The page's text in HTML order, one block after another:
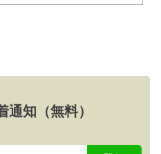
通知（無料）